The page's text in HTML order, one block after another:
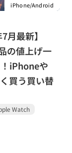
iPhone/Android
月最新】
の値上げ一
iPhoneや
買う買い替
Watch